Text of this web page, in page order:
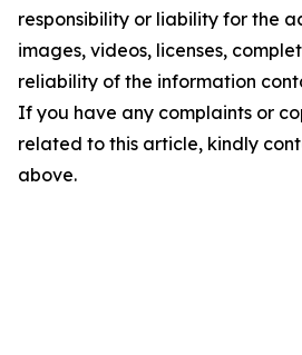
responsibility or liability for the
images, videos, licenses,
reliability of the information
If you have any complaints or
related to this article, kindly
above.